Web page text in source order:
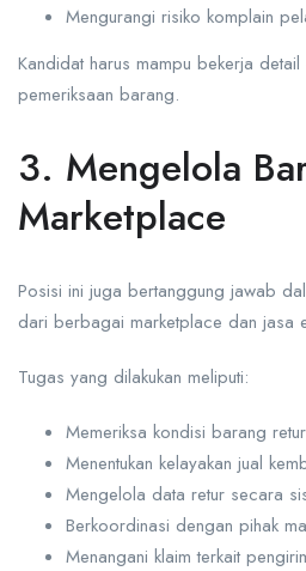
Mengurangi risiko komplain
Kandidat harus mampu bekerja
pemeriksaan barang.
3. Mengelola
Marketplace
Posisi ini juga bertanggung jawab
dari berbagai marketplace dan jasa
Tugas yang dilakukan meliputi:
Memeriksa kondisi barang
Menentukan kelayakan jual
Mengelola data retur secara
Berkoordinasi dengan pihak
Menangani klaim terkait